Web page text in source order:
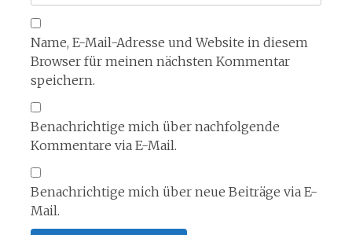
Name, E-Mail-Adresse und Website in diesem
Browser für meinen nächsten Kommentar
speichern.
Benachrichtige mich über nachfolgende
Kommentare via E-Mail.
Benachrichtige mich über neue Beiträge via E-
Mail.